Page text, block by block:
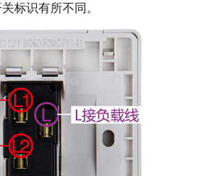
标识有所不同。